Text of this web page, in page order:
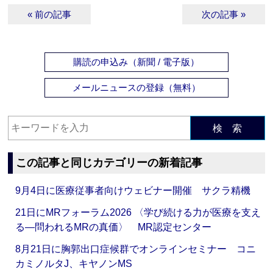
« 前の記事 次の記事 »
購読の申込み（新聞 / 電子版）
メールニュースの登録（無料）
検 索
この記事と同じカテゴリーの新着記事
9月4日に医療従事者向けウェビナー開催 サクラ精機
21日にMRフォーラム2026 〈学び続ける力が医療を支え
る―問われるMRの真価〉 MR認定センター
8月21日に胸郭出口症候群でオンラインセミナー コニ
カミノルタJ、キヤノンMS